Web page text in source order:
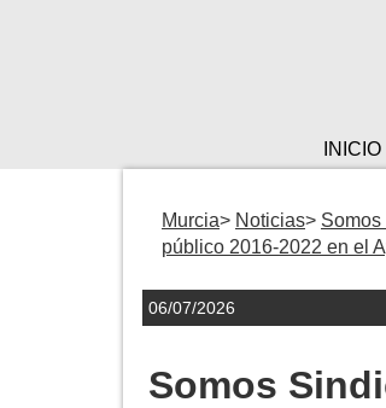
INICIO
Murcia Noticias
público 2016-2022 en el
06/07/2026
Somos